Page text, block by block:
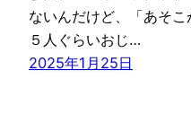
ないんだけど、「あそ
５人ぐらいおじ…
2025年1月25日